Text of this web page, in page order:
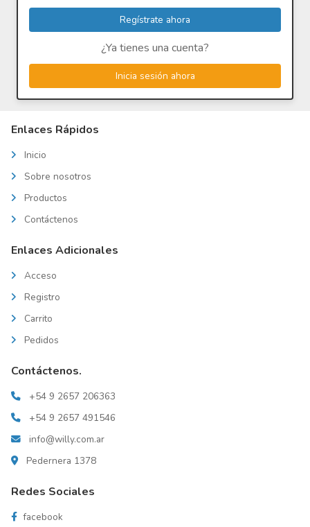
¿Ya tienes una cuenta?
Inicia sesión ahora
Enlaces Rápidos
Inicio
Sobre nosotros
Productos
Contáctenos
Enlaces Adicionales
Acceso
Registro
Carrito
Pedidos
Contáctenos.
+54 9 2657 206363
+54 9 2657 491546
info@willy.com.ar
Pedernera 1378
Redes Sociales
facebook